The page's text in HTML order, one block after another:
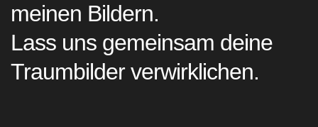
meinen Bildern.
Lass uns gemeinsam deine
Traumbilder verwirklichen.